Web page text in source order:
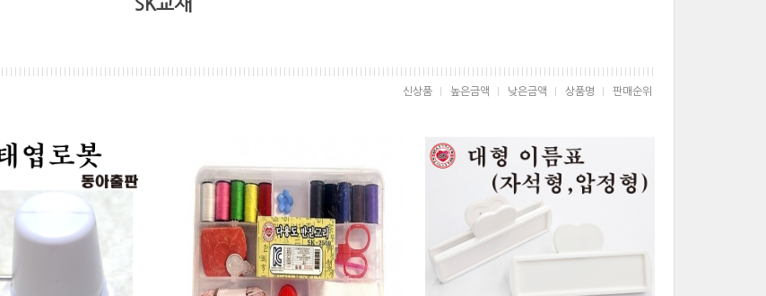
신상품 높은금액 낮은금액 상품명 판매순위